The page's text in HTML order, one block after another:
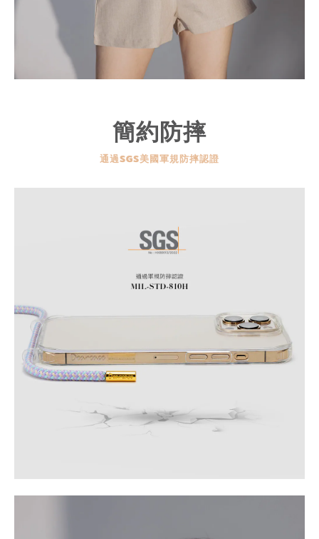
簡約防摔
通過SGS美國軍規防摔認證